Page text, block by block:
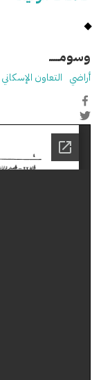
وسومـــــ
أراضي التعاون الإسكاني